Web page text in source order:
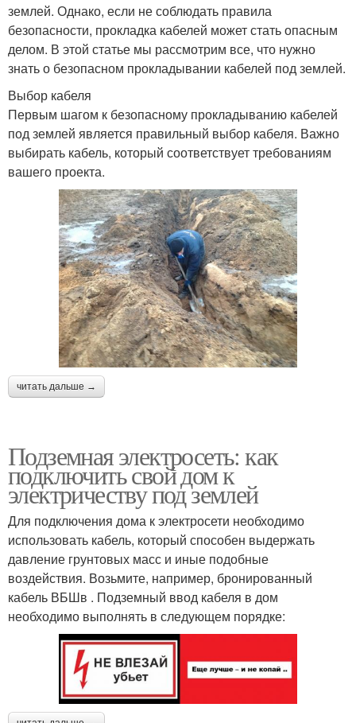
землей. Однако, если не соблюдать правила
безопасности, прокладка кабелей может стать опасным
делом. В этой статье мы рассмотрим все, что нужно
знать о безопасном прокладывании кабелей под землей.
Выбор кабеля
Первым шагом к безопасному прокладыванию кабелей
под землей является правильный выбор кабеля. Важно
выбирать кабель, который соответствует требованиям
вашего проекта.
читать дальше →
Подземная электросеть: как
подключить свой дом к
электричеству под землей
Для подключения дома к электросети необходимо
использовать кабель, который способен выдержать
давление грунтовых масс и иные подобные
воздействия. Возьмите, например, бронированный
кабель ВБШв . Подземный ввод кабеля в дом
необходимо выполнять в следующем порядке: